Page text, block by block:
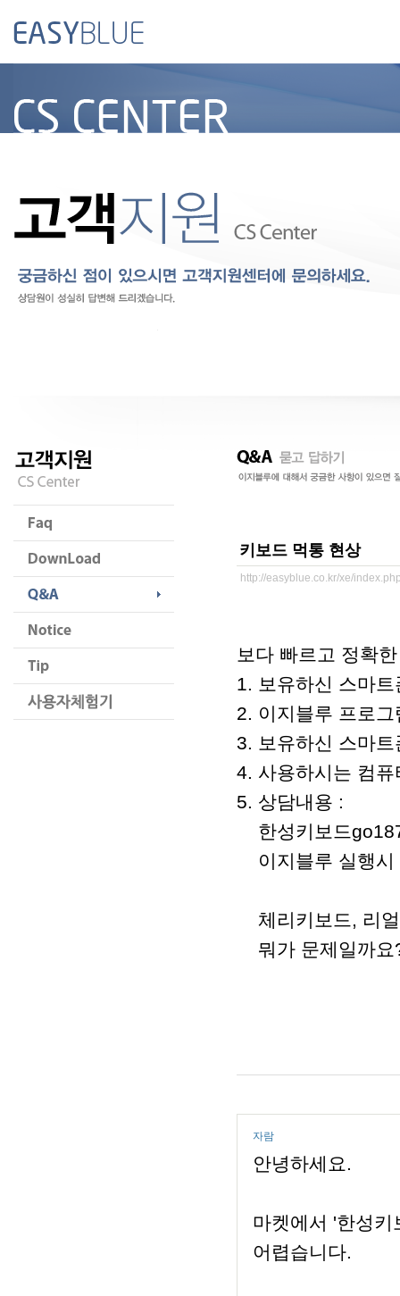
키보드 먹통 현상
http://easyblue.co.kr/xe/
보다 빠르고 정확
1. 보유하신 스마
2. 이지블루 프로
3. 보유하신 스마
4. 사용하시는 컴
5. 상담내용 :
한성키보드
이지블루 실행시
체리키보드, 리
뭐가 문제일까요
자람
안녕하세요.
마켓에서 '한성
어렵습니다.